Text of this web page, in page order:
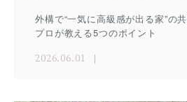
外構で“一気に高級感が出る家”の
プロが教える5つのポイント
2026.06.01